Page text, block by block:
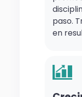
paso.
en